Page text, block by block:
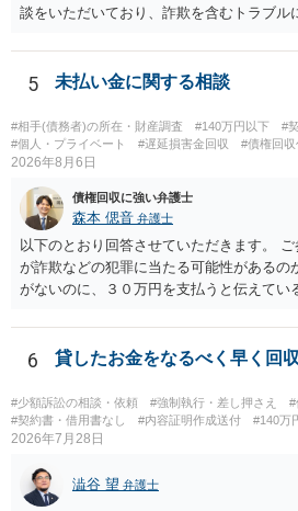
談をいただいており、詐欺を含むトラブル
ります。 お金を渡した方法が現金手渡し
であるならば、相手方の身元を特定でき
お勧めします。
5 未払い金に関する相談
#相手(債務者)の所在・財産調査 #140万円以下
#
#個人・プライベート
#遅延損害金回収 #債権回収
2026年8月6日
債権回収に強い弁護士
森本 偲音 弁護士
以下のとおり回答させていただきます。
が詐欺などの犯罪に当たる可能性がある
がないのに、３０万円を支払うと伝えてい
段が取れるのか ⇒契約に基づく履行請求
とが考えられますが、 パパ活の契約は
条）となるため、相手方に請求できない可
氏名や住所が分からない状態でも対応可能
手続を利用する場合には、原則として相手
いる必要があります。
6 貸したお金をなるべく早く回
#少額訴訟の相談・依頼 #強制執行・差し押さえ
#
#契約書・借用書なし
#内容証明作成送付 #140万
2026年7月28日
澁谷 望 弁護士